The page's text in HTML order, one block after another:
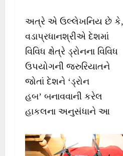
અત્રે એ ઉલ્લેખનિય છે કે,
વડાપ્રધાનશ્રીએ દેશમાં
વિવિધ ક્ષેત્રે ડ્રોનના વિવિધ
ઉપયોગની જરુરિયાતને
જોતાં દેશને ‘ડ્રોન
હબ’ બનાવવાની કરેલ
હાકલના અનુસંધાને આ